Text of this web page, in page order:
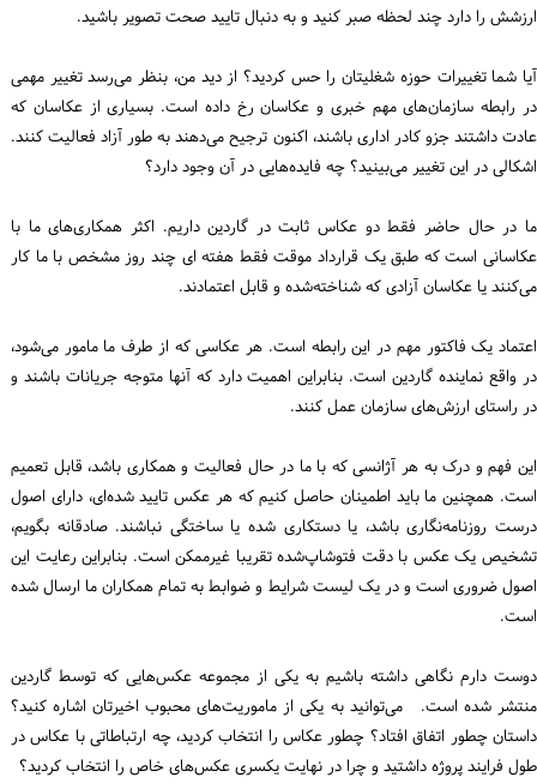
ارزشش را دارد چند لحظه صبر کنید و به دنبال تایید صحت تصویر باشید.
آیا شما تغییرات حوزه شغلیتان را حس کردید؟ از دید من، بنظر می‌رسد تغییر مهمی
در رابطه سازمان‌های مهم خبری و عکاسان رخ داده است. بسیاری از عکاسان که
عادت داشتند جزو کادر اداری باشند، اکنون ترجیح می‌دهند به طور آزاد فعالیت کنند.
اشکالی در این تغییر می‌بینید؟ چه فایده‌هایی در آن وجود دارد؟
ما در حال حاضر فقط دو عکاس ثابت در گاردین داریم. اکثر همکاری‌های ما با
عکاسانی است که طبق یک قرارداد موقت فقط هفته ای چند روز مشخص با ما کار
می‌کنند یا عکاسان آزادی که شناخته‌شده و قابل اعتمادند.
اعتماد یک فاکتور مهم در این رابطه است. هر عکاسی که از طرف ما مامور می‌شود،
در واقع نماینده گاردین است. بنابراین اهمیت دارد که آنها متوجه جریانات باشند و
در راستای ارزش‌های سازمان عمل کنند.
این فهم و درک به هر آژانسی که با ما در حال فعالیت و همکاری باشد، قابل تعمیم
است. همچنین ما باید اطمینان حاصل کنیم که هر عکس تایید شده‌ای، دارای اصول
درست روزنامه‌نگاری باشد، یا دستکاری شده‌ یا ساختگی نباشند. صادقانه بگویم،
تشخیص یک عکس با دقت فتوشاپ‌شده تقریبا غیرممکن است. بنابراین رعایت این
اصول ضروری است و در یک لیست شرایط و ضوابط به تمام همکاران ما ارسال شده
است.
دوست دارم نگاهی داشته باشیم به یکی از مجموعه عکس‌هایی که توسط گاردین
منتشر شده است. می‌توانید به یکی از ماموریت‌های محبوب اخیرتان اشاره کنید؟
داستان چطور اتفاق افتاد؟ چطور عکاس را انتخاب کردید، چه ارتباطاتی با عکاس در
طول فرایند پروژه داشتید و چرا در نهایت یکسری عکس‌های خاص را انتخاب کردید؟